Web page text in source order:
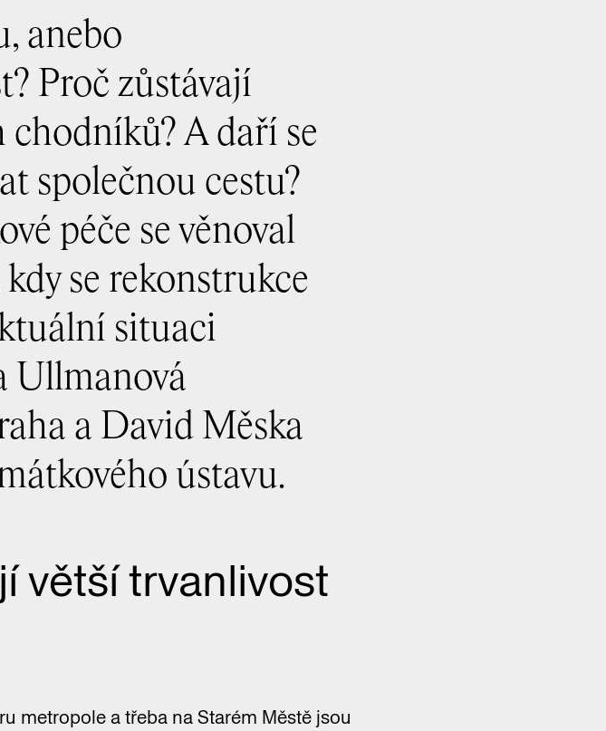
anebo
Proč zůstávají
A daří se
společnou cestu?
péče se věnoval
se rekonstrukce
situaci
Ullmanová
a David Měska
ústavu.
větší trvanlivost
metropole a třeba na Starém Městě jsou